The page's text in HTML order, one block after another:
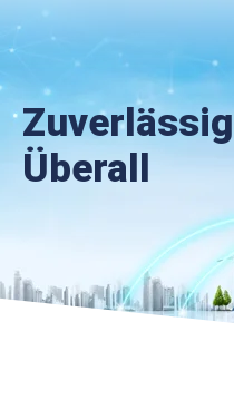
Zuverlässig
Überall